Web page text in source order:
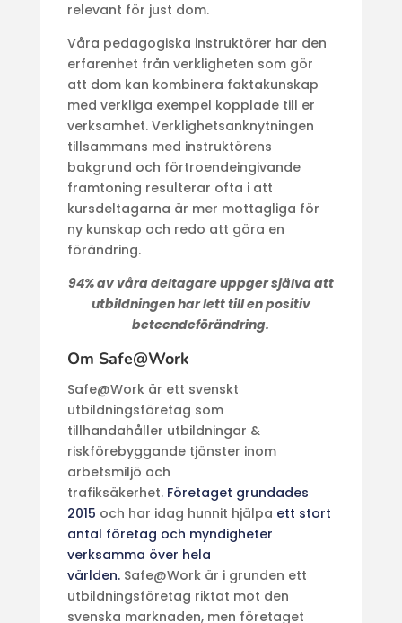
relevant för just dom.
Våra pedagogiska instruktörer har den
erfarenhet från verkligheten som gör
att dom kan kombinera faktakunskap
med verkliga exempel kopplade till er
verksamhet. Verklighetsanknytningen
tillsammans med instruktörens
bakgrund och förtroendeingivande
framtoning resulterar ofta i att
kursdeltagarna är mer mottagliga för
ny kunskap och redo att göra en
förändring.
94% av våra deltagare uppger själva att
utbildningen har lett till en positiv
beteendeförändring.
Om Safe@Work
Safe@Work är ett svenskt
utbildningsföretag som
tillhandahåller utbildningar &
riskförebyggande tjänster inom
arbetsmiljö och
trafiksäkerhet. Företaget grundades
2015 och har idag hunnit hjälpa ett stort
antal företag och myndigheter
verksamma över hela
världen.Safe@Work är i grunden ett
utbildningsföretag riktat mot den
svenska marknaden, men företaget